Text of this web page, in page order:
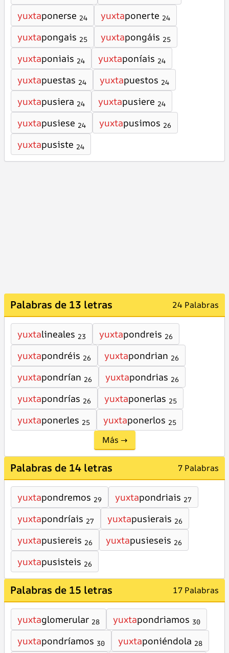
yuxtaponerse 24 yuxtaponerte 24
yuxtapongais 25 yuxtapongáis 25
yuxtaponiais 24 yuxtaponíais 24
yuxtapuestas 24 yuxtapuestos 24
yuxtapusiera 24 yuxtapusiere 24
yuxtapusiese 24 yuxtapusimos 26
yuxtapusiste 24
Palabras de 13 letras 24 Palabras
yuxtalineales 23 yuxtapondreis 26
yuxtapondréis 26 yuxtapondrian 26
yuxtapondrían 26 yuxtapondrias 26
yuxtapondrías 26 yuxtaponerlas 25
yuxtaponerles 25 yuxtaponerlos 25
Más →
Palabras de 14 letras 7 Palabras
yuxtapondremos 29 yuxtapondriais 27
yuxtapondríais 27 yuxtapusierais 26
yuxtapusiereis 26 yuxtapusieseis 26
yuxtapusisteis 26
Palabras de 15 letras 17 Palabras
yuxtaglomerular 28 yuxtapondriamos 30
yuxtapondríamos 30 yuxtaponiéndola 28